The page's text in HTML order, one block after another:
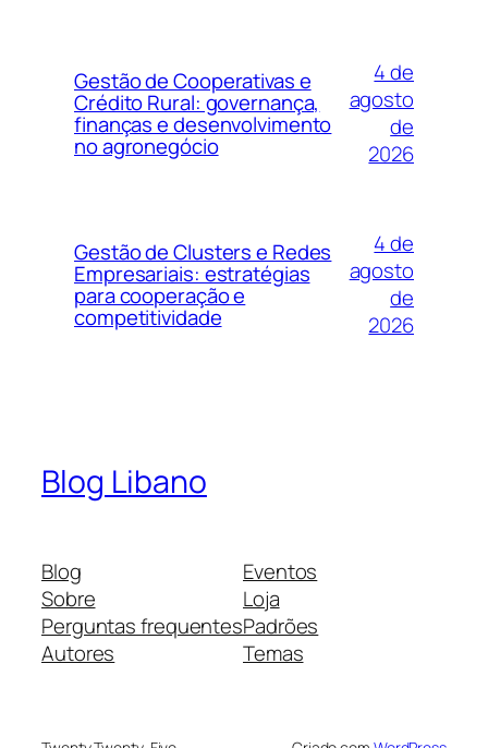
Gestão de Cooperativas e
Crédito Rural: governança,
finanças e desenvolvimento
no agronegócio
4 de
agosto
de
2026
Gestão de Clusters e Redes
Empresariais: estratégias
para cooperação e
competitividade
4 de
agosto
de
2026
Blog Libano
Blog
Sobre
Perguntas frequentes
Autores
Eventos
Loja
Padrões
Temas